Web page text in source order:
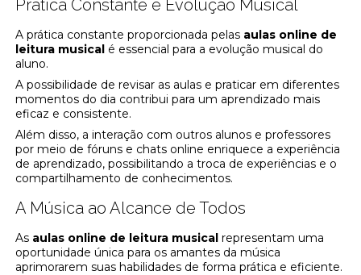
Prática Constante e Evolução Musical
A prática constante proporcionada pelas aulas online de
leitura musical é essencial para a evolução musical do
aluno.
A possibilidade de revisar as aulas e praticar em diferentes
momentos do dia contribui para um aprendizado mais
eficaz e consistente.
Além disso, a interação com outros alunos e professores
por meio de fóruns e chats online enriquece a experiência
de aprendizado, possibilitando a troca de experiências e o
compartilhamento de conhecimentos.
A Música ao Alcance de Todos
As aulas online de leitura musical representam uma
oportunidade única para os amantes da música
aprimorarem suas habilidades de forma prática e eficiente.